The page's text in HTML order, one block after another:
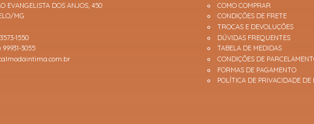
EVANGELISTA DOS ANJOS, 450
MG
1550
3055
COMO COMPRAR
CONDIÇÕES DE FRETE
TROCAS E DEVOLUÇÕES
DÚVIDAS FREQUENTES
TABELA DE MEDIDAS
CONDIÇÕES DE
FORMAS DE PAGAMENTO
POLÍTICA DE PRIVACIDADE DE